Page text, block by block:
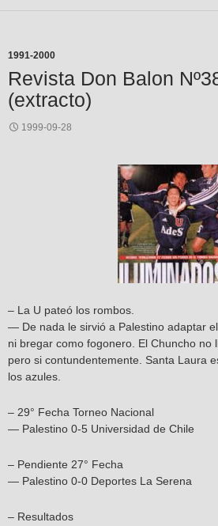
1991-2000
Revista Don Balon
(extracto)
1999-09-28
– La U pateó los rombos.
— De nada le sirvió a Palestino adaptar
ni bregar como fogonero. El Chuncho no
pero si contundentemente. Santa Laura
los azules.
– 29° Fecha Torneo Nacional
— Palestino 0-5 Universidad de Chile
– Pendiente 27° Fecha
— Palestino 0-0 Deportes La Serena
– Resultados